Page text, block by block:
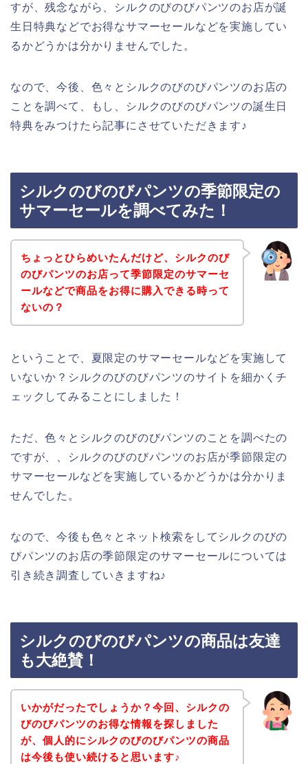
すが、残念ながら、シルクのびのびパンツのお店が誕
生日特典などでお得なサマーセールなどを実施してい
るかどうかは分かりませんでした。
なので、今後、色々とシルクのびのびパンツのお店の
ことを調べて、もし、シルクのびのびパンツの誕生日
特典をみつけたら記事にさせていただきます♪
シルクのびのびパンツの季節限定の
サマーセールを調べてみた！
ちょっとひらめいたんだけど、シルクのび
のびパンツのお店って季節限定のサマーセ
ールなどで商品をお得に購入できる時って
ないの？
ということで、夏限定のサマーセールなどを実施して
いないか？シルクのびのびパンツのサイトを細かくチ
ェックしてみることにしました！
ただ、色々とシルクのびのびパンツのことを調べたの
ですが、、シルクのびのびパンツのお店が季節限定の
サマーセールなどを実施しているかどうかは分かりま
せんでした。
なので、今後も色々とネット検索をしてシルクのびの
びパンツのお店の季節限定のサマーセールについては
引き続き調査していきますね♪
シルクのびのびパンツの商品は友達
も大絶賛！
いかがだったでしょうか？今回、シルクの
びのびパンツのお得な情報を探しました
が、個人的にシルクのびのびパンツの商品
は今後も使い続けると思います♪